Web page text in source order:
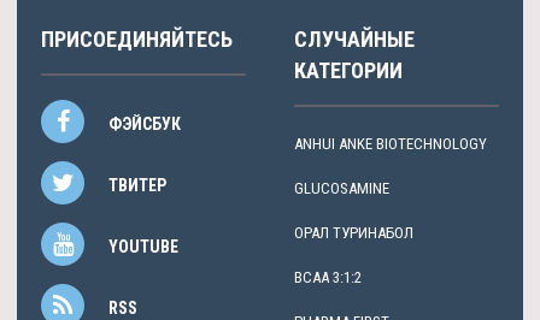
ПРИСОЕДИНЯЙТЕСЬ
ФЭЙСБУК
ТВИТЕР
YOUTUBE
RSS
СЛУЧАЙНЫЕ
КАТЕГОРИИ
ANHUI ANKE BIOTECHNOLOGY
GLUCOSAMINE
ОРАЛ ТУРИНАБОЛ
BCAA 3:1:2